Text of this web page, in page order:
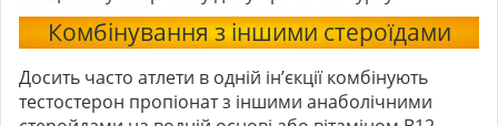
Комбінування з іншими стероїдами
Досить часто атлети в одній ін’єкції комбінують
тестостерон пропіонатз іншими анаболічними